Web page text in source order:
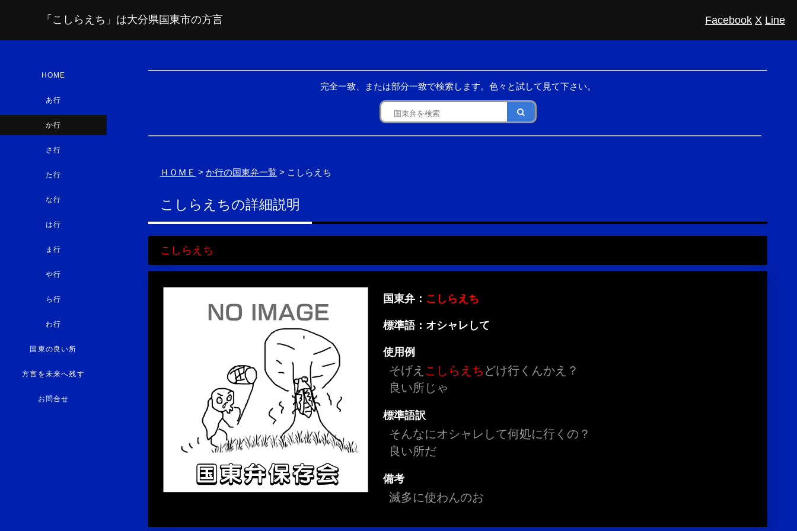
「こしらえち」は大分県国東市の方言 Facebook X Line
完全一致、または部分一致で検索します。色々と試して見て下さい。
ＨＯＭＥ > か行の国東弁一覧 > こしらえち
こしらえちの詳細説明
こしらえち
国東弁： こしらえち
標準語：オシャレして
使用例
そげえ こしらえち どけ行くんかえ？
良い所じゃ
標準語訳
そんなにオシャレして何処に行くの？
良い所だ
備考
滅多に使わんのお
HOME
あ行
か行
さ行
た行
な行
は行
ま行
や行
ら行
わ行
国東の良い所
方言を未来へ残す
お問合せ